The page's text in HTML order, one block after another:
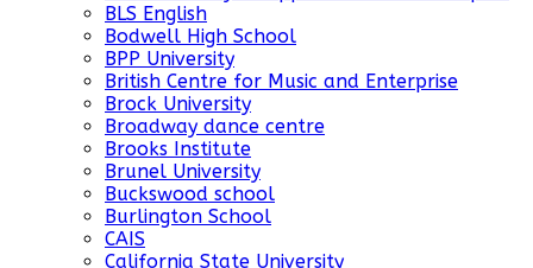
BLS English
Bodwell High School
BPP University
British Centre for Music and Enterprise
Brock University
Broadway dance centre
Brooks Institute
Brunel University
Buckswood school
Burlington School
CAIS
California State University